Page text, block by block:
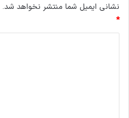
نشانی ایمیل شما منتشر نخواهد شد.
*